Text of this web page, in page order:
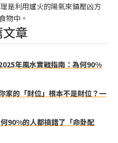
是利用爐火的陽氣來鎮壓凶方
物中。
章
年風水實戰指南：為何90%
家的「財位」根本不是財位？一
90%的人都搞錯了「命卦配